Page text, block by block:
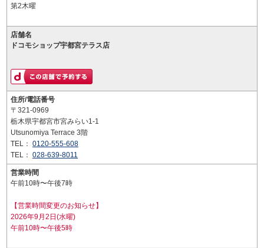
第2木曜
店舗名
ドコモショップ宇都宮テラス店
住所/電話番号
〒321-0969
栃木県宇都宮市宮みらい1-1
Utsunomiya Terrace 3階
TEL： 0120-555-608
TEL： 028-639-8011
営業時間
午前10時〜午後7時
【営業時間変更のお知らせ】
2026年9月2日(水曜)
午前10時〜午後5時